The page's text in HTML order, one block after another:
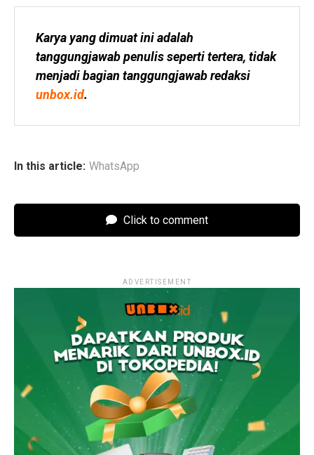
Karya yang dimuat ini adalah
tanggungjawab penulis seperti tertera, tidak
unbox.id.
In this article: WhatsApp
Click to comment
ADVERTISEMENT